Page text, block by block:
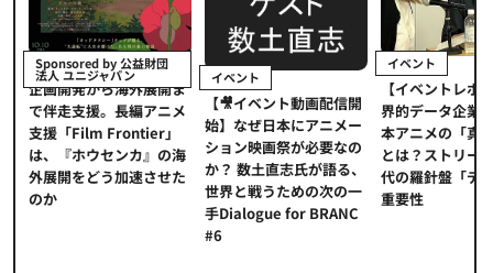
Sponsored by 公益財団
法人 ユニジャパン
企画開発から海外展開ま
で伴走支援。長編アニメ
支援「Film Frontier」
は、『ホウセンカ』の海
外展開をどう加速させた
のか
イベント
【🎥イベント動画配信開
始】なぜ日本にアニメー
ション映画祭が必要なの
か？ 数土直志氏が語る、
世界と戦うための次の一
手Dialogue for BRANC
#6
イベント
【イベントレポ
界的データ企業
本アニメの「真
とは？ストリー
代の羅針盤「デ
重要性